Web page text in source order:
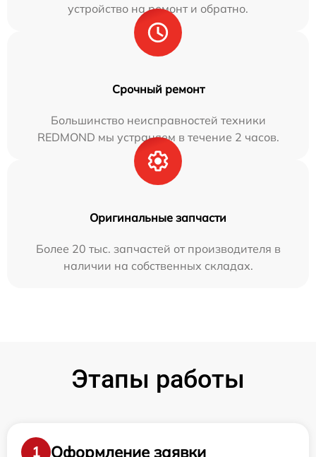
устройство на ремонт и обратно.
Срочный ремонт
Большинство неисправностей техники
REDMOND мы устраняем в течение 2 часов.
Оригинальные запчасти
Более 20 тыс. запчастей от производителя в
наличии на собственных складах.
Этапы работы
1 Оформление заявки